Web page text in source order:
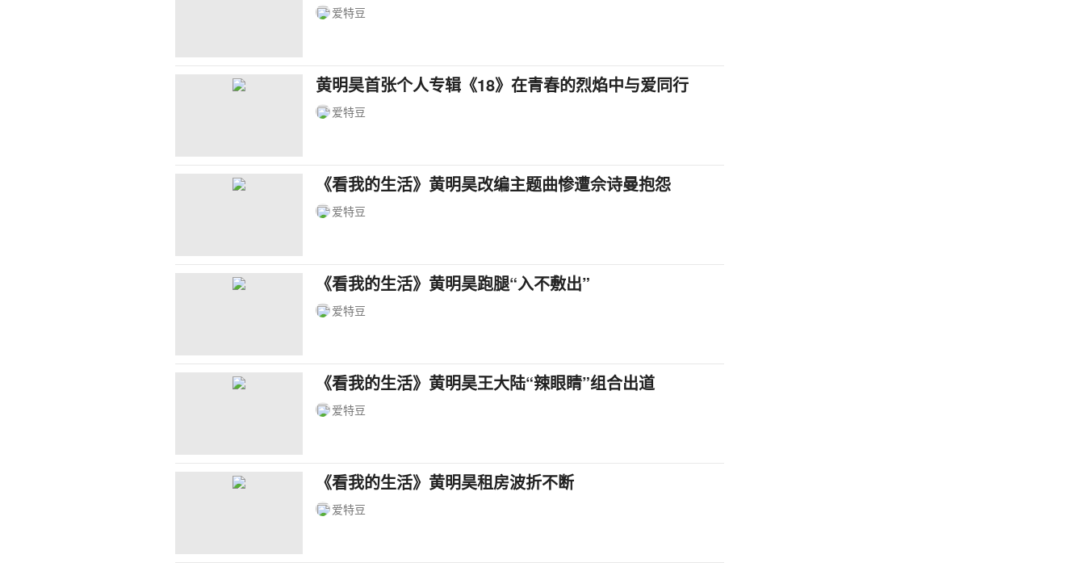
爱特豆
黄明昊首张个人专辑《18》在青春的烈焰中与爱同行
爱特豆
《看我的生活》黄明昊改编主题曲惨遭佘诗曼抱怨
爱特豆
《看我的生活》黄明昊跑腿“入不敷出”
爱特豆
《看我的生活》黄明昊王大陆“辣眼睛”组合出道
爱特豆
《看我的生活》黄明昊租房波折不断
爱特豆